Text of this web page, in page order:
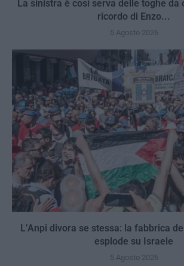
La sinistra è così serva delle toghe da
ricordo di Enzo...
5 Agosto 2026
L’Anpi divora se stessa: la fabbrica
esplode su Israele
5 Agosto 2026